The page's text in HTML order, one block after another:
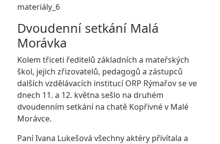
Dvoudenní setkání Malá
Morávka
Kolem třiceti ředitelů základních a mateřských
škol, jejich zřizovatelů, pedagogů a zástupců
dalších vzdělávacích institucí ORP Rýmařov se ve
dnech 11. a 12. května sešlo na druhém
dvoudenním setkání na chatě Kopřivné v Malé
Morávce.
Paní Ivana Lukešová všechny aktéry přivítala a